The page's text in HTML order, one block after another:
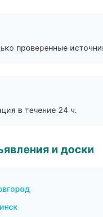
проверенные
в течение 24 ч.
и доски